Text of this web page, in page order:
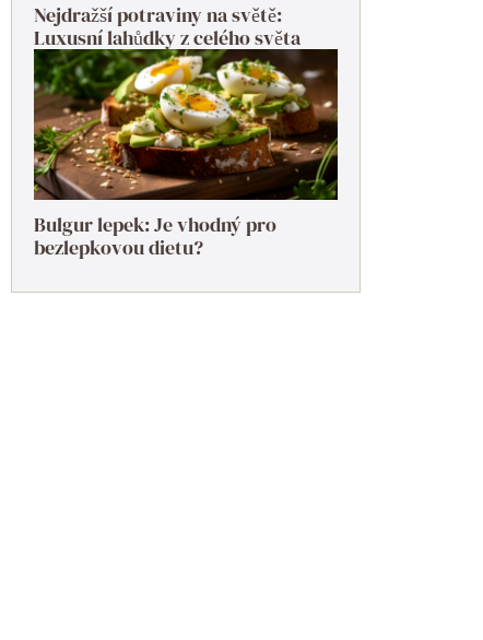
Nejdražší potraviny na světě:
Luxusní lahůdky z celého světa
Bulgur lepek: Je vhodný pro
bezlepkovou dietu?